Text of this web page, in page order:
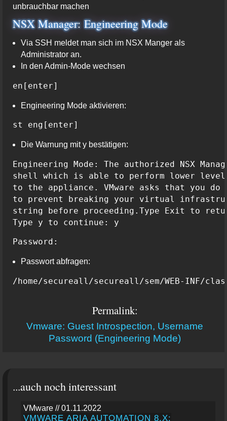
unbrauchbar machen
NSX Manager: Engineering Mode
Via SSH meldet man sich im NSX Manger als
Administrator an.
In den Admin-Mode wechsen
en[enter]
Engineering Mode aktivieren:
st eng[enter]
Die Warnung mit y bestätigen:
Engineering Mode: The authorized NSX
shell which is able to perform lower level
to the appliance. VMware asks that you
to prevent breaking your virtual
string before proceeding.Type Exit to
Type y to continue: y
Password:
Passwort abfragen:
/home/secureall/secureall/sem/WEB-INF/
Permalink:
Vmware: Guest Introspection, Username
Password (Engineering Mode)
...auch noch interessant
VMware // 01.11.2022
VMWARE ARIA AUTOMATION 8.X: